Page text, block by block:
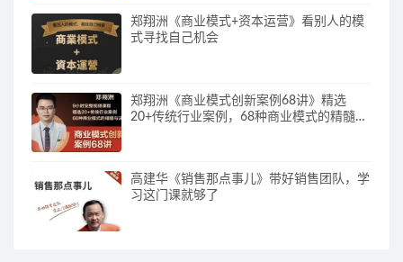
郑翔洲《商业模式+资本运营》看别人的模
式寻找自己机会
郑翔洲《商业模式创新案例68讲》精选
20+传统行业案例，68种商业模式的精髓与
高建华《销售那点事儿》带好销售团队，学
习这门课就够了